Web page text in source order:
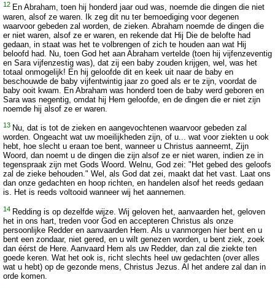
12 En Abraham, toen hij honderd jaar oud was, noemde die dingen die niet
waren, alsof ze waren. Ik zeg dit nu ter bemoediging voor degenen
waarvoor gebeden zal worden, de zieken. Abraham noemde de dingen die
er niet waren, alsof ze er waren, en rekende dat Hij Die de belofte had
gedaan, in staat was het te volbrengen of zich te houden aan wat Hij
beloofd had. Nu, toen God het aan Abraham vertelde (toen hij vijfenzeventig
en Sara vijfenzestig was), dat zij een baby zouden krijgen, wel, was het
totaal onmogelijk! En hij geloofde dit en keek uit naar de baby en
beschouwde de baby vijfentwintig jaar zo goed als er te zijn, voordat de
baby ooit kwam. En Abraham was honderd toen de baby werd geboren en
Sara was negentig, omdat hij Hem geloofde, en de dingen die er niet zijn
noemde hij alsof ze er waren.
13 Nu, dat is tot de zieken en aangevochtenen waarvoor gebeden zal
worden. Ongeacht wat uw moeilijkheden zijn, of u... wat voor ziekten u ook
hebt, hoe slecht u eraan toe bent, wanneer u Christus aanneemt, Zijn
Woord, dan noemt u de dingen die zijn alsof ze er niet waren, indien ze in
tegenspraak zijn met Gods Woord. Welnu, God zei: "Het gebed des geloofs
zal de zieke behouden." Wel, als God dat zei, maakt dat het vast. Laat ons
dan onze gedachten en hoop richten, en handelen alsof het reeds gedaan
is. Het is reeds voltooid wanneer wij het aannemen.
14 Redding is op dezelfde wijze. Wij geloven het, aanvaarden het, geloven
het in ons hart, treden voor God en accepteren Christus als onze
persoonlijke Redder en aanvaarden Hem. Als u vanmorgen hier bent en u
bent een zondaar, niet gered, en u wilt genezen worden, u bent ziek, zoek
dan éérst de Here. Aanvaard Hem als uw Redder, dan zal die ziekte ten
goede keren. Wat het ook is, richt slechts heel uw gedachten (over alles
wat u hebt) op de gezonde mens, Christus Jezus. Al het andere zal dan in
orde komen.